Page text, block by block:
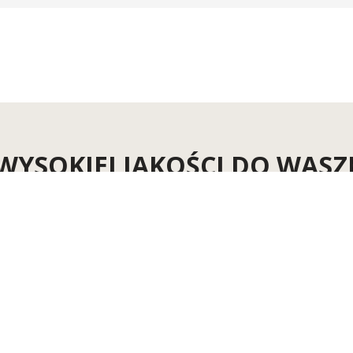
JAKOŚCI DO